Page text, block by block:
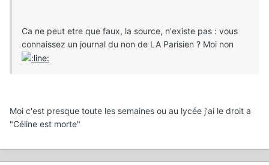
Ca ne peut etre que faux, la source, n'existe pas : vous
connaissez un journal du non de LA Parisien ? Moi non
Moi c'est presque toute les semaines ou au lycée j'ai le droit a
"Céline est morte"